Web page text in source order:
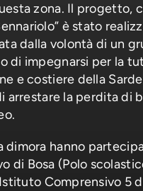
zona. Il progetto,
è stato
dalla volontà di un
di impegnarsi per la
e costiere della
arrestare la perdita di
dimora hanno
di Bosa (Polo
Comprensivo 5